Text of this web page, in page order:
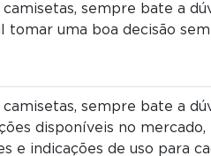
sempre bate a
uma boa decisão
sempre bate a
disponíveis no
e indicações de uso para